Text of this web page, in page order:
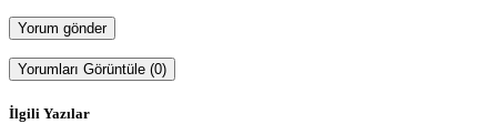
Yorumları Görüntüle (0)
İlgili Yazılar